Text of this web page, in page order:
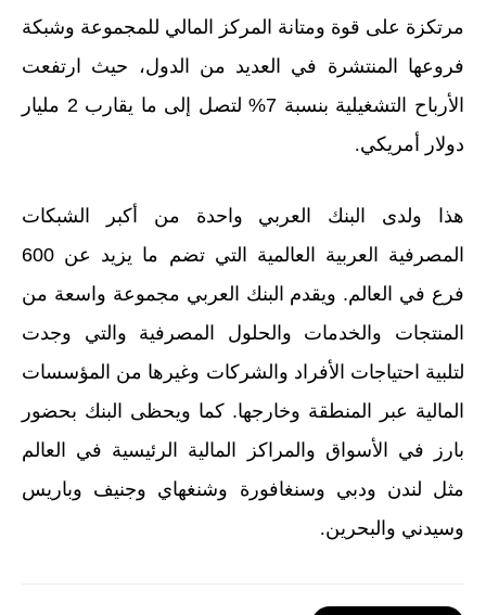
مرتكزة على قوة ومتانة المركز المالي للمجموعة وشبكة
فروعها المنتشرة في العديد من الدول، حيث ارتفعت
الأرباح التشغيلية بنسبة 7% لتصل إلى ما يقارب
2 مليار
دولار أمريكي.
هذا ولدى البنك العربي واحدة من أكبر الشبكات
المصرفية العربية العالمية التي تضم ما يزيد عن 600
فرع في العالم. ويقدم البنك العربي مجموعة واسعة من
المنتجات والخدمات والحلول المصرفية والتي وجدت
لتلبية احتياجات الأفراد والشركات وغيرها من المؤسسات
المالية عبر المنطقة وخارجها. كما ويحظى البنك بحضور
بارز في الأسواق والمراكز المالية الرئيسية في العالم
مثل لندن ودبي وسنغافورة وشنغهاي وجنيف وباريس
وسيدني والبحرين.